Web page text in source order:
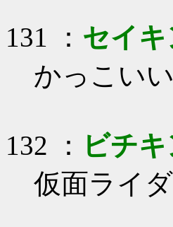
131 ： セイキ
かっこい
132 ： ビチキ
仮面ライ